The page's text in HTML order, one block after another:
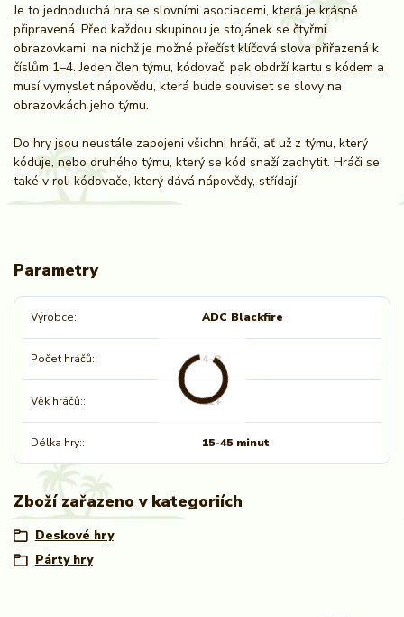
Je to jednoduchá hra se slovními asociacemi, která je krásně
připravená. Před každou skupinou je stojánek se čtyřmi
obrazovkami, na nichž je možné přečíst klíčová slova přiřazená k
číslům 1–4. Jeden člen týmu, kódovač, pak obdrží kartu s kódem a
musí vymyslet nápovědu, která bude souviset se slovy na
obrazovkách jeho týmu.
Do hry jsou neustále zapojeni všichni hráči, ať už z týmu, který
kóduje, nebo druhého týmu, který se kód snaží zachytit. Hráči se
také v roli kódovače, který dává nápovědy, střídají.
Parametry
Výrobce ADC Blackfire
Počet hráčů: 4-8
Věk hráčů: 12+
Délka hry: 15-45 minut
Zboží zařazeno v kategoriích
Deskové hry
Párty hry